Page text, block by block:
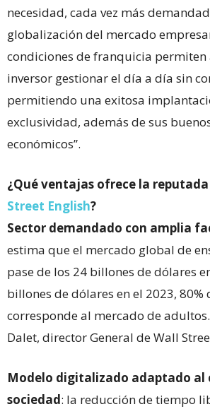
necesidad, cada vez más
globalización del mercado
condiciones de franquicia
inversor gestionar el día a día sin
permitiendo una exitosa
exclusividad, además de sus
económicos”.
¿Qué ventajas ofrece la reputada
Street English?
Sector demandado con amplia
estima que el mercado global de
pase de los 24 billones de dólares
billones de dólares en el 2023, 80%
corresponde al mercado de
Dalet, director General de Wall
Modelo digitalizado adaptado al
sociedad: la reducción de tiempo